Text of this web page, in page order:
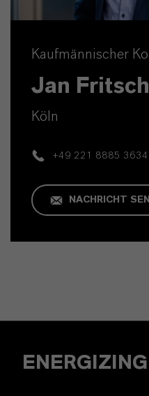
Kaufmännischer
Jan Fritsch
Köln
+49 221 8885 3634
NACHRICHT
ENERGIZING